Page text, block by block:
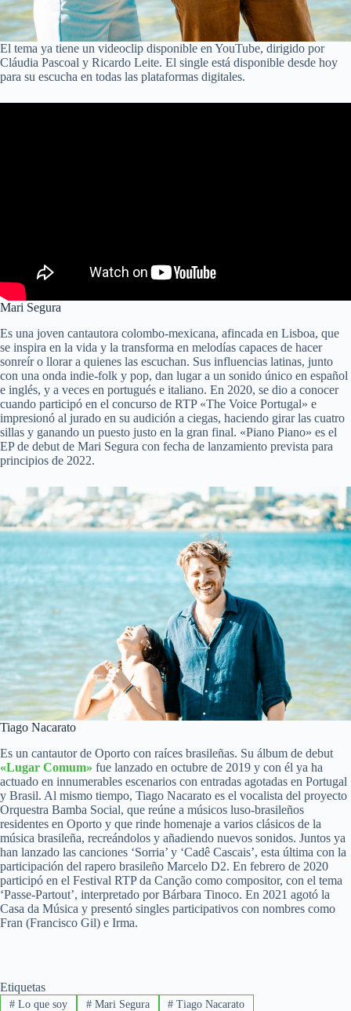
El tema ya tiene un videoclip disponible en YouTube, dirigido por
Cláudia Pascoal y Ricardo Leite. El single está disponible desde hoy
para su escucha en todas las plataformas digitales.
Mari Segura
Es una joven cantautora colombo-mexicana, afincada en Lisboa, que
se inspira en la vida y la transforma en melodías capaces de hacer
sonreír o llorar a quienes las escuchan. Sus influencias latinas, junto
con una onda indie-folk y pop, dan lugar a un sonido único en español
e inglés, y a veces en portugués e italiano. En 2020, se dio a conocer
cuando participó en el concurso de RTP «The Voice Portugal» e
impresionó al jurado en su audición a ciegas, haciendo girar las cuatro
sillas y ganando un puesto justo en la gran final. «Piano Piano» es el
EP de debut de Mari Segura con fecha de lanzamiento prevista para
principios de 2022.
Tiago Nacarato
Es un cantautor de Oporto con raíces brasileñas. Su álbum de debut
«Lugar Comum» fue lanzado en octubre de 2019 y con él ya ha
actuado en innumerables escenarios con entradas agotadas en Portugal
y Brasil. Al mismo tiempo, Tiago Nacarato es el vocalista del proyecto
Orquestra Bamba Social, que reúne a músicos luso-brasileños
residentes en Oporto y que rinde homenaje a varios clásicos de la
música brasileña, recreándolos y añadiendo nuevos sonidos. Juntos ya
han lanzado las canciones ‘Sorria’ y ‘Cadê Cascais’, esta última con la
participación del rapero brasileño Marcelo D2. En febrero de 2020
participó en el Festival RTP da Canção como compositor, con el tema
‘Passe-Partout’, interpretado por Bárbara Tinoco. En 2021 agotó la
Casa da Música y presentó singles participativos con nombres como
Fran (Francisco Gil) e Irma.
Etiquetas
#Lo que soy #Mari Segura # Tiago Nacarato